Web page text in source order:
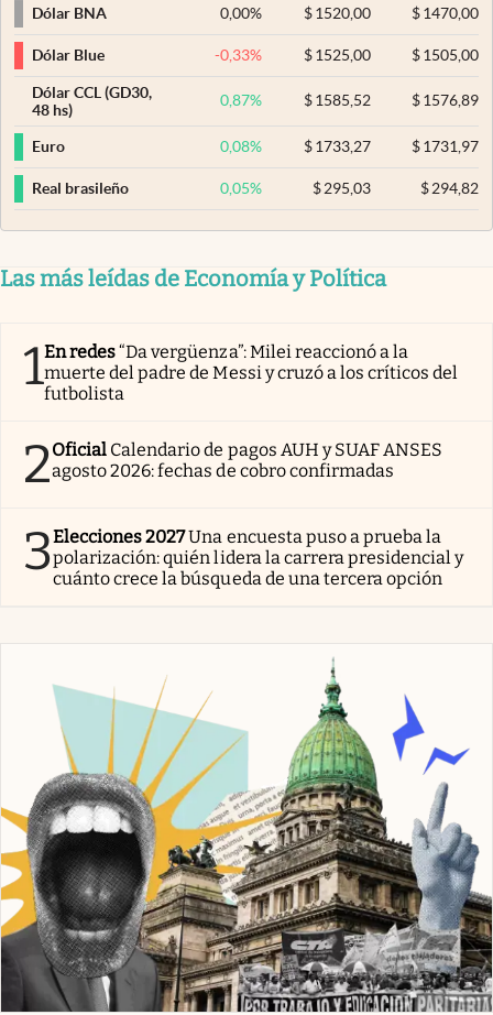
Dólar BNA
0,00% $ 1520,00 $1470,00
Dólar Blue -0,33% $ 1525,00 $1505,00
Dólar CCL (GD30,
48 hs)
0,87% $ 1585,52 $1576,89
Euro 0,08% $ 1733,27 $1731,97
Real brasileño 0,05% $ 295,03 $294,82
Las más leídas de Economía y Política
1En redes“Da vergüenza”: Milei reaccionó a la
muerte del padre de Messi y cruzó a los críticos del
futbolista
2Oficial Calendario de pagos AUH y SUAF ANSES
agosto 2026: fechas de cobro confirmadas
3Elecciones 2027Una encuesta puso a prueba la
polarización: quién lidera la carrera presidencial y
cuánto crece la búsqueda de una tercera opción